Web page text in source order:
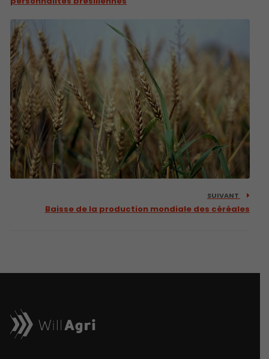
SUIVANT
Baisse de la production mondiale des céréales